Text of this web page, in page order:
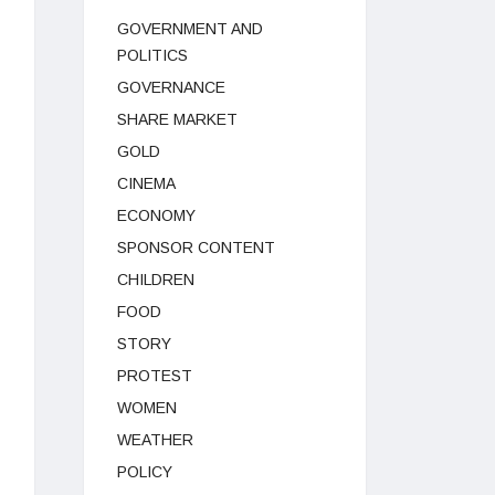
GOVERNMENT AND
POLITICS
GOVERNANCE
SHARE MARKET
GOLD
CINEMA
ECONOMY
SPONSOR CONTENT
CHILDREN
FOOD
STORY
PROTEST
WOMEN
WEATHER
POLICY